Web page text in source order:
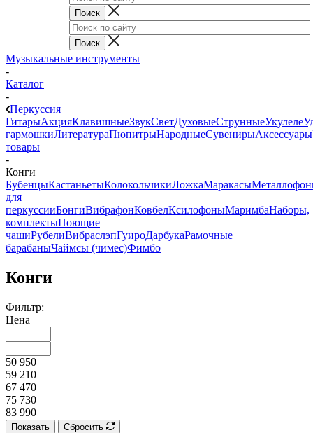
Музыкальные инструменты
-
Каталог
-
Перкуссия
ГитарыАкцияКлавишныеЗвукСветДуховыеСтрунныеУкулеле
гармошкиЛитератураПюпитрыНародныеСувенирыАксессуары
товары
-
Конги
БубенцыКастаньетыКолокольчикиЛожкаМаракасы
для
перкуссииБонгиВибрафонКовбелКсилофоныМаримбаНаборы,
комплектыПоющие
чашиРубелиВибраслэпГуироДарбукаРамочные
барабаныЧаймсы (чимес)Фимбо
Конги
Фильтр:
Цена
50 950
59 210
67 470
75 730
83 990
Показать Сбросить